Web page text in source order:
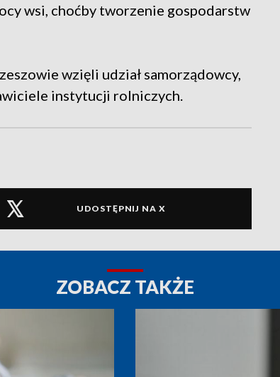
wsi, choćby tworzenie gospodarstw
wzięli udział samorządowcy,
instytucji rolniczych.
UDOSTĘPNIJ NA X
ZOBACZ TAKŻE